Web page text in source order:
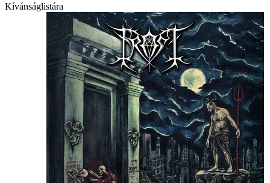
Kívánságlistára